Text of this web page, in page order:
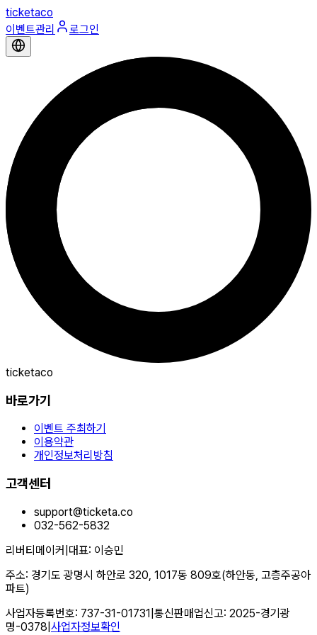
ticketaco
이벤트관리
로그인
ticketaco
바로가기
이벤트 주최하기
이용약관
개인정보처리방침
고객센터
support@ticketa.co
032-562-5832
리버티메이커 대표: 이승민
주소: 경기도 광명시 하안로 320, 1017동 809호(하안동, 고층주공아
파트)
사업자등록번호: 737-31-01731 통신판매업신고: 2025-경기광
명-0378 사업자정보확인